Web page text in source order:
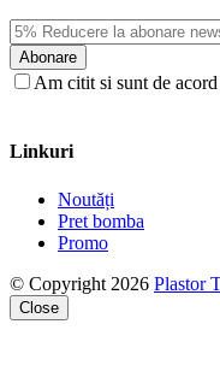
Abonare
Am citit si sunt de acord
Linkuri
Noutăți
Pret bomba
Promo
© Copyright 2026 Plastor
Close